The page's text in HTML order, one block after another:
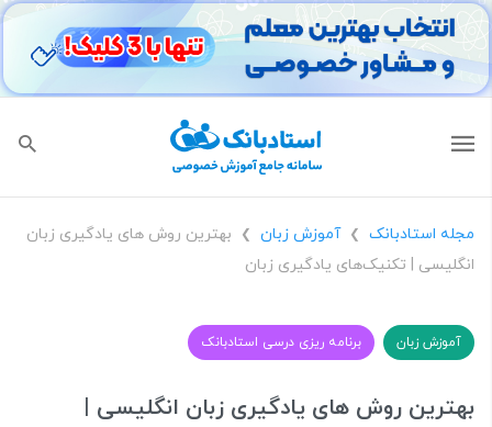
مجله استادبانک ❯ آموزش زبان ❯
بهترین روش های یادگیری زبان
انگلیسی | تکنیک‌های یادگیری زبان
آموزش زبان برنامه ریزی درسی استادبانک
بهترین روش های یادگیری زبان انگلیسی |